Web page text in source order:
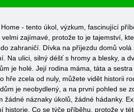
- tento úkol, výzkum, fascinující
zajímavé, protože to je tajemství,
zahraničí. Dívka na příjezdu domů
Na ulici, silný déšť s hromy a blesky, a
je holé. Její rodina máma, táta a
hře zcela od nuly, můžete vidět historii
je neobydlený, a na první pohled se
žádné náznaky úkolů, žádné hádanky.
historie. Co se týče příběhu, protože v